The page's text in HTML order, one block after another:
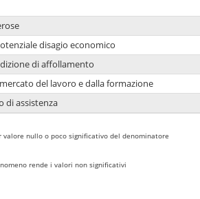
disagio economico
di affollamento
del lavoro e dalla formazione
di assistenza
nullo o poco significativo del denominatore
rende i valori non significativi